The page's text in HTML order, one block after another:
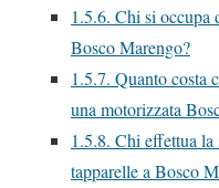
1.5.6. Chi si occupa
Bosco Marengo?
1.5.7. Quanto costa
una motorizzata
1.5.8. Chi effettua la
tapparelle a Bosco